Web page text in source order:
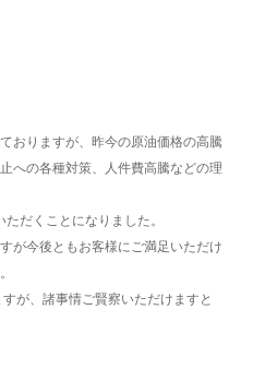
おりますが、昨今の原油価格の高騰
への各種対策、人件費高騰などの理
だくことになりました。
が今後ともお客様にご満足いただけ
が、諸事情ご賢察いただけますと